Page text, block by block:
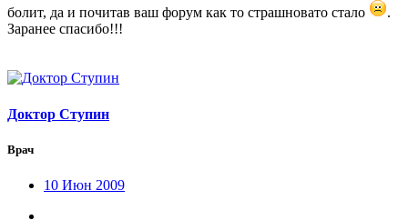
болит, да и почитав ваш форум как то страшновато стало
.
Заранее спасибо!!!
Доктор Ступин
Врач
10 Июн 2009